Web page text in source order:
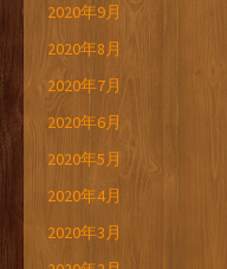
2020年9月
2020年8月
2020年7月
2020年6月
2020年5月
2020年4月
2020年3月